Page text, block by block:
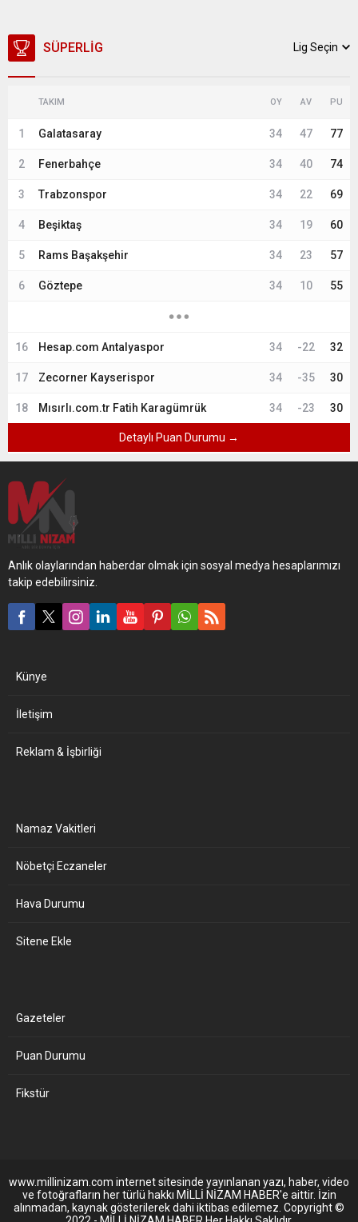
SÜPERLIG Lig Seçin
TAKIM OY AV PU
1 Galatasaray 34 47 77
2 Fenerbahçe 34 40 74
3 Trabzonspor 34 22 69
4 Beşiktaş 34 19 60
5 Rams Başakşehir 34 23 57
6 Göztepe 34 10 55
16 Hesap.com Antalyaspor 34 -22 32
17 Zecorner Kayserispor 34 -35 30
18 Mısırlı.com.tr Fatih Karagümrük 34 -23 30
Detaylı Puan Durumu →
Anlık olaylarından haberdar olmak için sosyal medya hesaplarımızı
takip edebilirsiniz.
Künye
İletişim
Reklam & İşbirliği
Namaz Vakitleri
Nöbetçi Eczaneler
Hava Durumu
Sitene Ekle
Gazeteler
Puan Durumu
Fikstür
www.millinizam.com internet sitesinde yayınlanan yazı, haber, video
ve fotoğrafların her türlü hakkı MİLLİ NİZAM HABER'e aittir. İzin
alınmadan, kaynak gösterilerek dahi iktibas edilemez. Copyright ©